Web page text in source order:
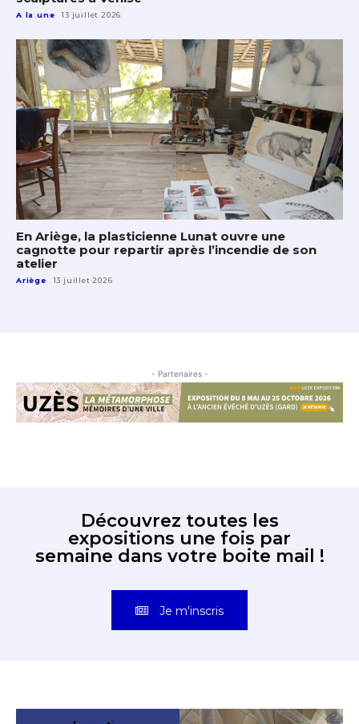
A la une 13 juillet 2026
En Ariège, la plasticienne Lunat ouvre une
cagnotte pour repartir après l’incendie de son
atelier
Ariège 13 juillet 2026
- Partenaires -
Découvrez toutes les
expositions une fois par
semaine dans votre boite mail !
Je m'inscris